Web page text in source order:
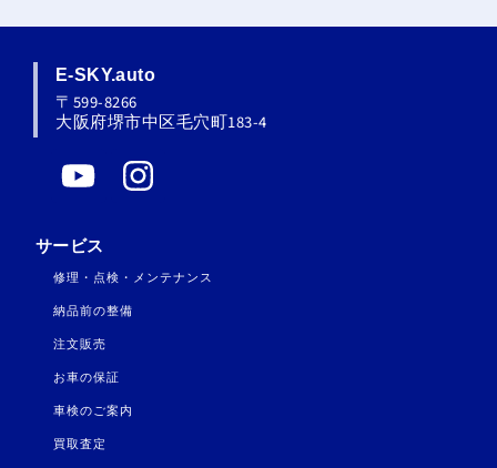
E-SKY.auto
〒599-8266
大阪府堺市中区毛穴町183-4
Y
o
u
t
u
b
e
I
n
t
サービス
修理・点検・メンテナンス
納品前の整備
注文販売
お車の保証
車検のご案内
買取査定